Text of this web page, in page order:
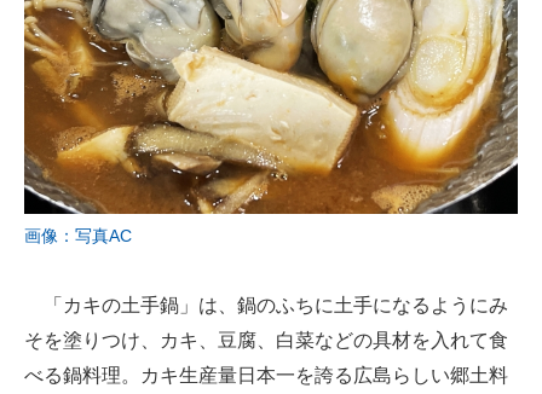
画像：写真AC
「カキの土手鍋」は、鍋のふちに土手になるようにみ
そを塗りつけ、カキ、豆腐、白菜などの具材を入れて食
べる鍋料理。カキ生産量日本一を誇る広島らしい郷土料